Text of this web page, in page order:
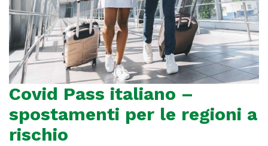
Covid Pass italiano –
spostamenti per le regioni a
rischio